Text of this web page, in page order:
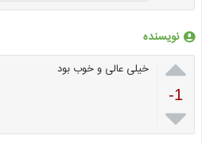
نویسنده

-1

خیلی عالی و خوب بود